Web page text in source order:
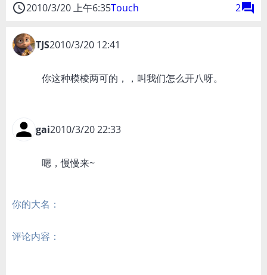
access_time2010/3/20 上午6:35Touch 2forum
TJS2010/3/20 12:41
你这种模棱两可的，，叫我们怎么开八呀。
gai2010/3/20 22:33
嗯，慢慢来~
你的大名：
评论内容：